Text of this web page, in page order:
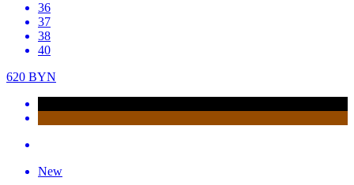
36
37
38
40
620 BYN
New